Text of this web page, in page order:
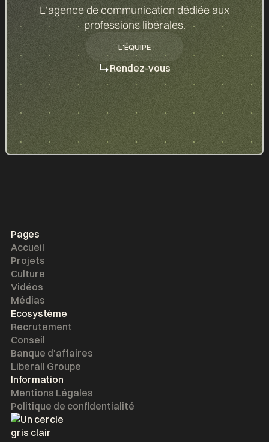
L'agence de communication dédiée aux
professions libérales.
L'ÉQUIPE
L'ÉQUIPE
Rendez-vous
Pages
Accueil
Projets
Culture
Vidéos
Médias
Ecosystème
Recrutement
Conseil
Banque d'affaires
Liberall Groupe
Information
Mentions Légales
Politique de confidentialité